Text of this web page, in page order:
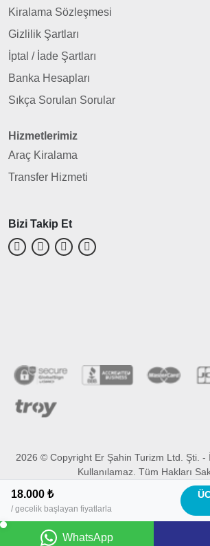
18.000 ₺
/ gecelik başlayan fiyatlarla
WhatsApp
Kiralama Sözleşmesi
Gizlilik Şartları
İptal / İade Şartları
Banka Hesapları
Sıkça Sorulan Sorular
Hizmetlerimiz
Araç Kiralama
Transfer Hizmeti
Bizi Takip Et
2026 © Copyright Er Şahin Turizm Ltd. Şti. -
Kullanılamaz. Tüm Hakları